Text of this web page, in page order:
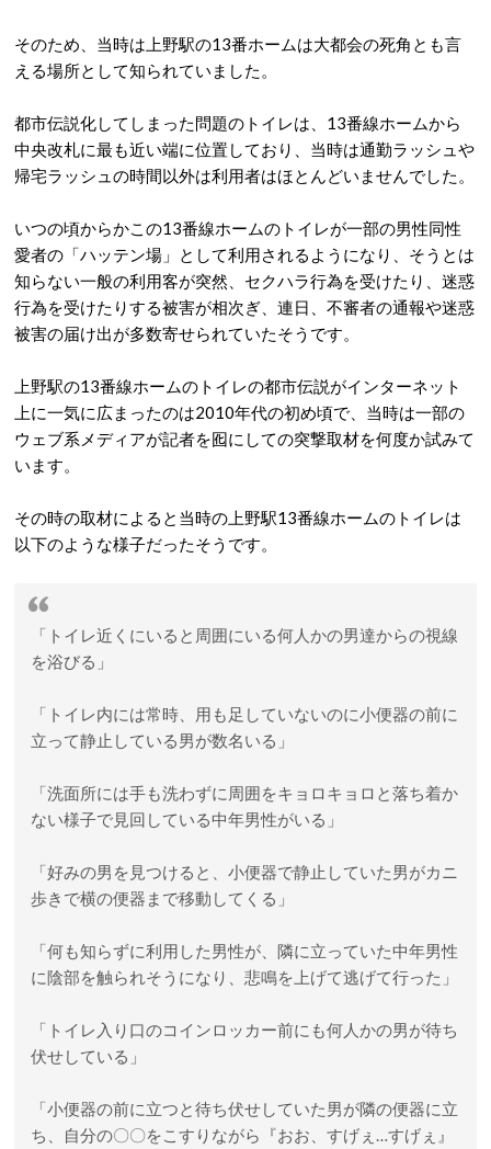
そのため、当時は上野駅の13番ホームは大都会の死角とも言
える場所として知られていました。
都市伝説化してしまった問題のトイレは、13番線ホームから
中央改札に最も近い端に位置しており、当時は通勤ラッシュや
帰宅ラッシュの時間以外は利用者はほとんどいませんでした。
いつの頃からかこの13番線ホームのトイレが一部の男性同性
愛者の「ハッテン場」として利用されるようになり、そうとは
知らない一般の利用客が突然、セクハラ行為を受けたり、迷惑
行為を受けたりする被害が相次ぎ、連日、不審者の通報や迷惑
被害の届け出が多数寄せられていたそうです。
上野駅の13番線ホームのトイレの都市伝説がインターネット
上に一気に広まったのは2010年代の初め頃で、当時は一部の
ウェブ系メディアが記者を囮にしての突撃取材を何度か試みて
います。
その時の取材によると当時の上野駅13番線ホームのトイレは
以下のような様子だったそうです。
「トイレ近くにいると周囲にいる何人かの男達からの視線
を浴びる」
「トイレ内には常時、用も足していないのに小便器の前に
立って静止している男が数名いる」
「洗面所には手も洗わずに周囲をキョロキョロと落ち着か
ない様子で見回している中年男性がいる」
「好みの男を見つけると、小便器で静止していた男がカニ
歩きで横の便器まで移動してくる」
「何も知らずに利用した男性が、隣に立っていた中年男性
に陰部を触られそうになり、悲鳴を上げて逃げて行った」
「トイレ入り口のコインロッカー前にも何人かの男が待ち
伏せしている」
「小便器の前に立つと待ち伏せしていた男が隣の便器に立
ち、自分の〇〇をこすりながら『おお、すげぇ…すげぇ』